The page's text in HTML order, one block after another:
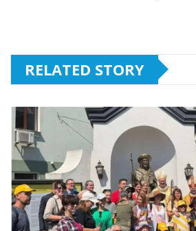
RELATED STORY